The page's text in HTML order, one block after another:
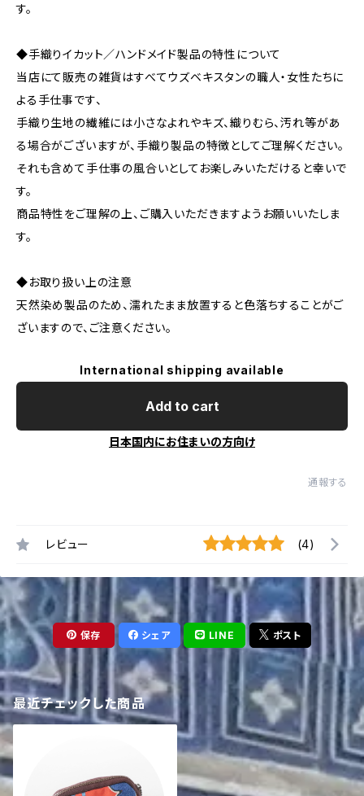
す。
◆手織りイカット／ハンドメイド製品の特性について
当店にて販売の雑貨はすべてウズベキスタンの職人・女性たちに
よる手仕事です、
手織り生地の繊維には小さなよれやキズ、織りむら、汚れ等があ
る場合がございますが、手織り製品の特徴としてご理解ください。
それも含めて手仕事の風合いとしてお楽しみいただけると幸いで
す。
商品特性をご理解の上、ご購入いただきますようお願いいたしま
す。
◆お取り扱い上の注意
天然染め製品のため、濡れたまま放置すると色落ちすることがご
ざいますので、ご注意ください。
International shipping available
Add to cart
日本国内にお住まいの方向け
通報する
レビュー (4)
保存 シェア LINE ポスト
最近チェックした商品